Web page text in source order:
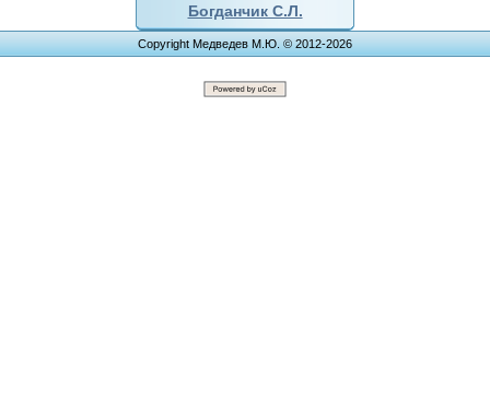
Богданчик С.Л.
Copyright Медведев М.Ю. © 2012-2026